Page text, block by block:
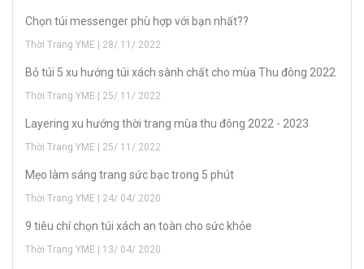
Chọn túi messenger phù hợp với bạn nhất??
Thời Trang YME | 28/ 11/ 2022
Bỏ túi 5 xu hướng túi xách sành chất cho mùa Thu đông 2022
Thời Trang YME | 25/ 11/ 2022
Layering xu hướng thời trang mùa thu đông 2022 - 2023
Thời Trang YME | 25/ 11/ 2022
Mẹo làm sáng trang sức bạc trong 5 phút
Thời Trang YME | 24/ 04/ 2020
9 tiêu chí chọn túi xách an toàn cho sức khỏe
Thời Trang YME | 13/ 04/ 2020